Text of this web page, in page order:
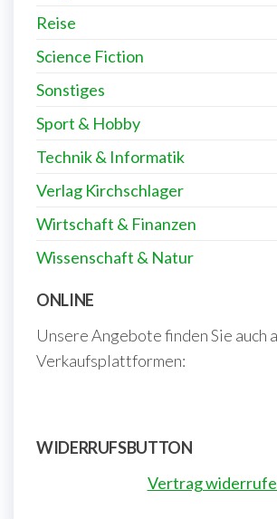
Reise
Science Fiction
Sonstiges
Sport & Hobby
Technik & Informatik
Verlag Kirchschlager
Wirtschaft & Finanzen
Wissenschaft & Natur
ONLINE
Unsere Angebote finden Sie auch
Verkaufsplattformen:
WIDERRUFSBUTTON
Vertrag